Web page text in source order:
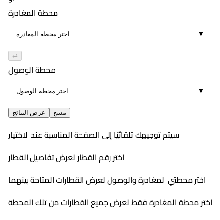
00:50٤:٣٠ PM
00:29
مباشر
64
٥:٢٩ PM
٦:١٤ PM
00:45
968
روسي
٧:٣٢ PM
00:39
72
٩:١٧ PM
١٠:٠٥ PM
5
محطة المغادرة
▼
⇄
محطة الوصول
▼
عرض النتائج مسح
سيتم توجيهك تلقائيًا إلى الصفحة المناسبة عند الاختيار
اختر رقم القطار لعرض تفاصيل القطار
اختر محطتي المغادرة والوصول لعرض القطارات المتاحة بينهما
اختر محطة المغادرة فقط لعرض جميع القطارات من تلك المحطة